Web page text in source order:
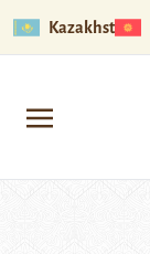
Kazakhstan